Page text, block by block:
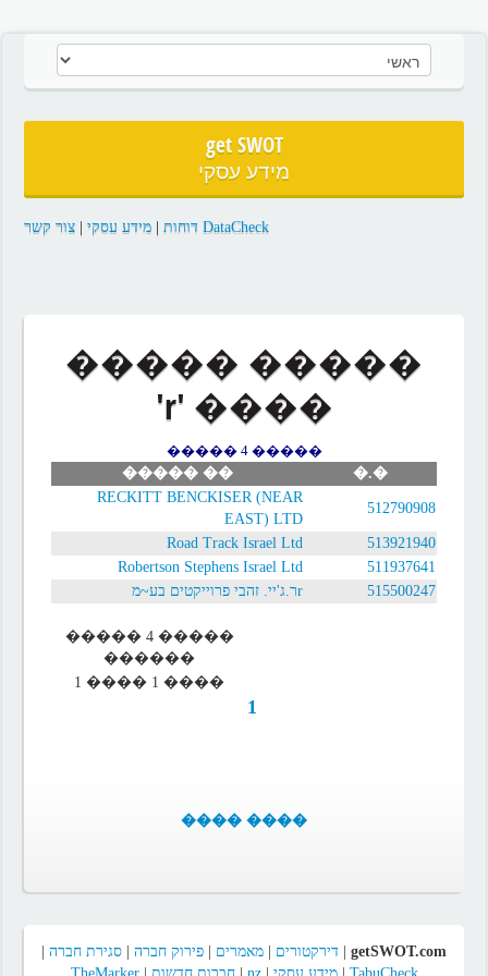
get SWOT
מידע עסקי
DataCheck דוחות | מידע עסקי| צור קשר
����� �����
���� 'r'
����� 4 �����
�.�
�� �����
512790908
RECKITT BENCKISER (NEAR
EAST) LTD
513921940
Road Track Israel Ltd
511937641
Robertson Stephens Israel Ltd
515500247
rר.ג'יי. זהבי פרוייקטים בע~מ
����� 4 �����
������
���� 1 ���� 1
1
���� ����
getSWOT.com דירקטורים מאמרים פירוק חברה סגירת חברה